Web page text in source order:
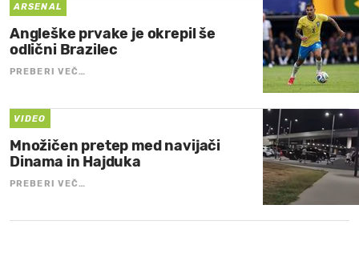
ARSENAL
Angleške prvake je okrepil še
odlični Brazilec
PREBERI VEČ…
VIDEO
Množičen pretep med navijači
Dinama in Hajduka
PREBERI VEČ…